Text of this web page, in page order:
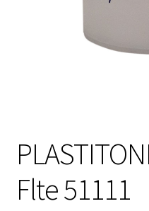
Flte 51111